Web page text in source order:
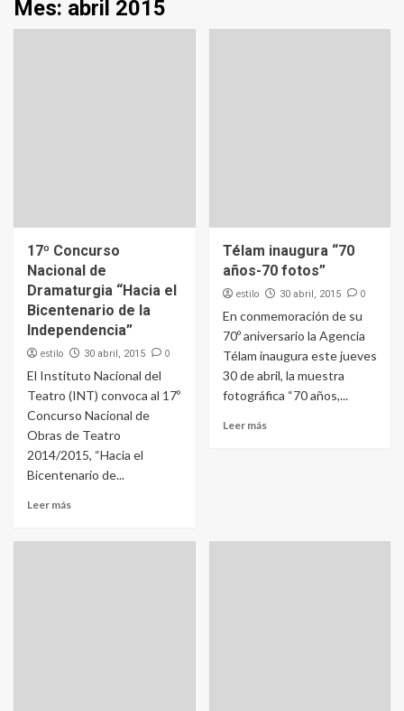
Mes: abril 2015
17º Concurso
Nacional de
Dramaturgia “Hacia el
Bicentenario de la
Independencia”
estilo 30 abril, 2015 0
El Instituto Nacional del
Teatro (INT) convoca al 17º
Concurso Nacional de
Obras de Teatro
2014/2015, “Hacia el
Bicentenario de...
Leer más
Télam inaugura “70
años-70 fotos”
estilo 30 abril, 2015 0
En conmemoración de su
70º aniversario la Agencia
Télam inaugura este jueves
30 de abril, la muestra
fotográfica “70 años,...
Leer más